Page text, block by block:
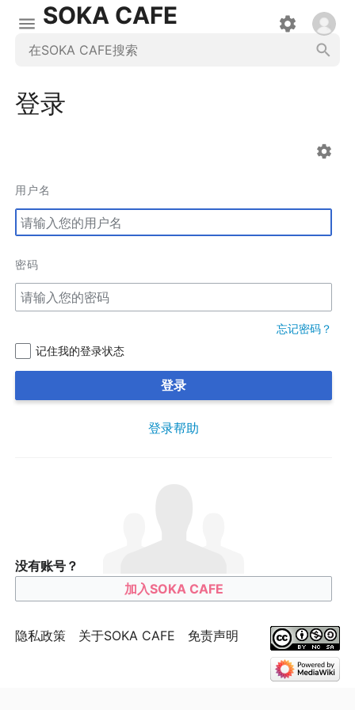
SOKA CAFE
登录
用户名
密码
记住我的登录状态
登录
登录帮助
忘记密码？
没有账号？
加入SOKA CAFE
隐私政策 关于SOKA CAFE 免责声明